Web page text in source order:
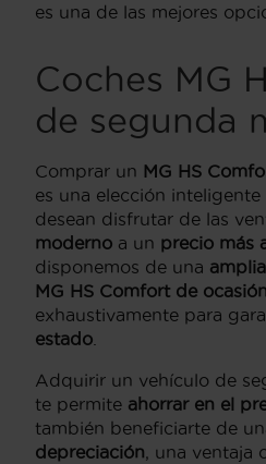
es una de las mejores
Coches MG
de segunda
Comprar un MG HS
es una elección
desean disfrutar de las
moderno a un precio más
disponemos de una
MG HS Comfort de ocasión
exhaustivamente para
estado
Adquirir un vehículo de
te permite ahorrar en el
también beneficiarte de
depreciación , una ventaja